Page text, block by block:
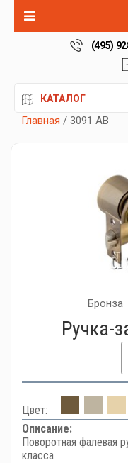
(495)
КАТАЛОГ
Главная / 3091 AB
Бронза
Ручка-
Цвет:
Описание:
Поворотная фалевая
класса